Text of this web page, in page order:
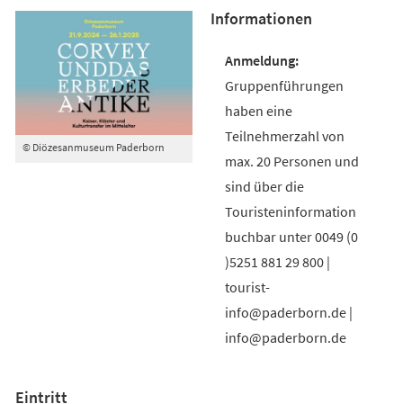
© Diözesanmuseum Paderborn
Informationen
Gruppenführungen
haben eine
Teilnehmerzahl von
max. 20 Personen und
sind über die
Touristeninformation
buchbar unter 0049 (0
)5251 881 29 800 |
tourist-
info@paderborn.de |
info@paderborn.de
Eintritt